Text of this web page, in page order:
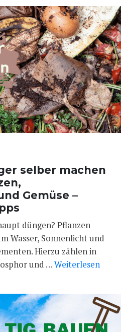
selber machen
Gemüse –
düngen? Pflanzen
Wasser, Sonnenlicht und
Hierzu zählen in
und …Weiterlesen